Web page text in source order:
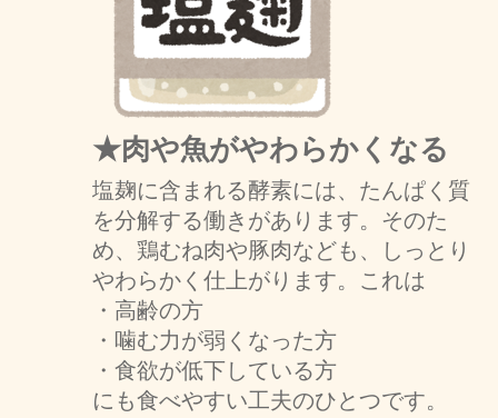
★肉や魚がやわらかくなる
塩麹に含まれる酵素には、たんぱく質
を分解する働きがあります。そのた
め、鶏むね肉や豚肉なども、しっとり
やわらかく仕上がります。これは
・高齢の方
・噛む力が弱くなった方
・食欲が低下している方
にも食べやすい工夫のひとつです。